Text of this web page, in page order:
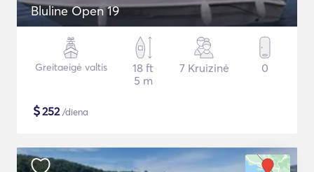
Bluline Open 19
Greitaeigė valtis
18 ft
5 m
7 Kruizinė 0
$252/diena